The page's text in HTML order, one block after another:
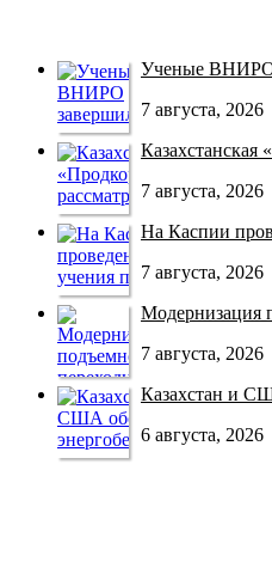
Ученые ВНИРО
7 августа, 2026
Казахстанская
7 августа, 2026
На Каспии
7 августа, 2026
Модернизация
7 августа, 2026
Казахстан и
6 августа, 2026